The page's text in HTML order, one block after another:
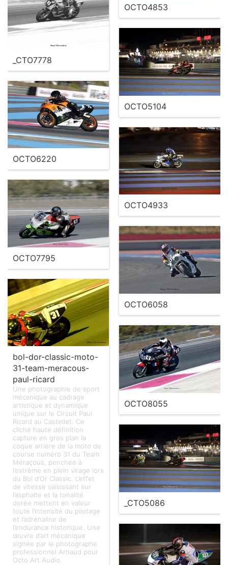
OCTO4853
_CTO7778
OCTO5104
OCTO6220
OCTO4933
OCTO7795
OCTO6058
bol-dor-classic-moto-
31-team-meracous-
paul-ricard
Une photographie de sport
mécanique au cadrage
artistique et dynamique
unique sur le Circuit Paul
Ricard au Castellet. Ce
cliché haute définition
capture en gros plan la
coque arrière de la moto de
course numéro 31 du Team
Méraçous, penchée à
l’extrême en plein virage lors
du Bol d’Or Classic. L’effet
de vitesse saisissant sur
l’asphalte et la tonalité
dorée mettent en valeur
toute l’intensité du pilotage
et l’adrénaline de
l’endurance historique. Une
œuvre d’art mécanique
signée par le photographe
professionnel Arnaud pour
Octo Art Audio.
OCTO8055
_CTO5086